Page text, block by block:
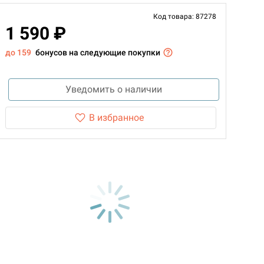
Код товара: 87278
1 590 ₽
до 159 бонусов на следующие покупки
Уведомить о наличии
В избранное